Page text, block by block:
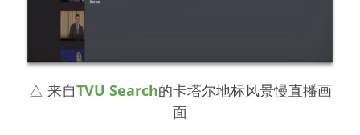
△ 来自TVU Search的卡塔尔地标风景慢直播画
面